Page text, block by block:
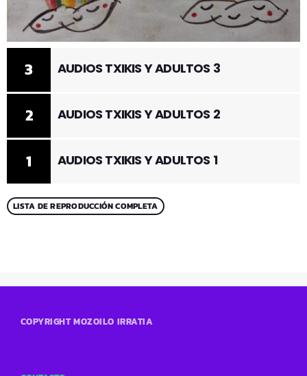
1 AUDIOS TXIKIS Y ADULTOS 1
2 AUDIOS TXIKIS Y ADULTOS 2
3 AUDIOS TXIKIS Y ADULTOS 3
LISTA DE REPRODUCCIÓN COMPLETA
COPYRIGHT MOZOILO IRRATIA